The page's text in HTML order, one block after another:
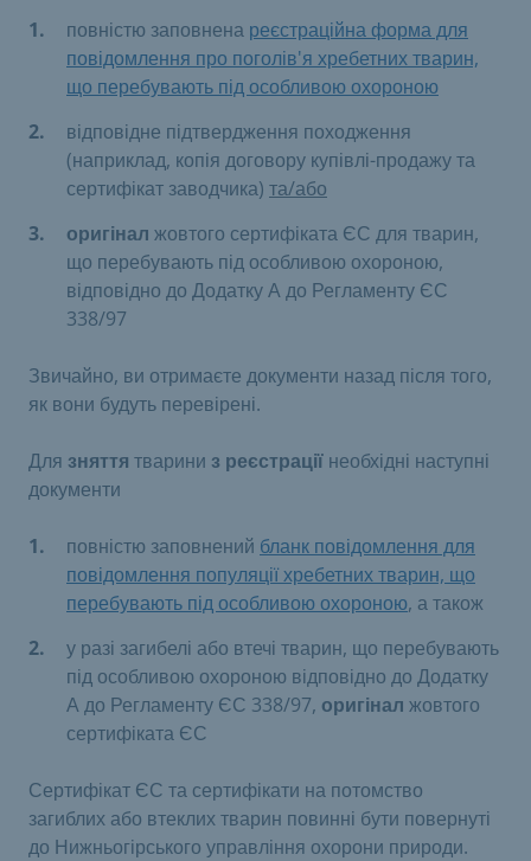
повністю заповнена реєстраційна форма для
повідомлення про поголів'я хребетних тварин,
що перебувають під особливою охороною
відповідне підтвердження походження
(наприклад, копія договору купівлі-продажу та
сертифікат заводчика) та/або
оригінал жовтого сертифіката ЄС для тварин,
що перебувають під особливою охороною,
відповідно до Додатку А до Регламенту ЄС
338/97
Звичайно, ви отримаєте документи назад після того,
як вони будуть перевірені.
Для зняття тварини з реєстрації необхідні наступні
документи
повністю заповнений бланк повідомлення для
повідомлення популяції хребетних тварин, що
перебувають під особливою охороною, а також
у разі загибелі або втечі тварин, що перебувають
під особливою охороною відповідно до Додатку
А до Регламенту ЄС 338/97, оригінал жовтого
сертифіката ЄС
Сертифікат ЄС та сертифікати на потомство
загиблих або втеклих тварин повинні бути повернуті
до Нижньогірського управління охорони природи.